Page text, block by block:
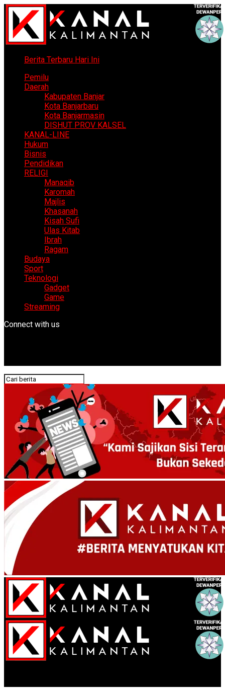
Berita Terbaru Hari Ini
Pemilu
Daerah
Kabupaten Banjar
Kota Banjarbaru
Kota Banjarmasin
DISHUT PROV KALSEL
KANAL-LINE
Hukum
Bisnis
Pendidikan
RELIGI
Manaqib
Karomah
Majlis
Khasanah
Kisah Sufi
Ulas Kitab
Ibrah
Ragam
Budaya
Sport
Teknologi
Gadget
Game
Streaming
Connect with us